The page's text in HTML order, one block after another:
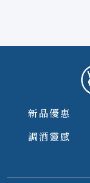
新品優惠
調酒靈感